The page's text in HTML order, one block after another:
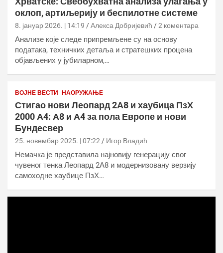
оклоп, артиљерију и беспилотне системе
8. јануар 2026. | 14:19 Алекса Добријевић 2 коментара
Анализе које следе припремљене су на основу
података, техничких детаља и стратешких процена
објављених у јубиларном,…
ВОЈНЕ ВЕСТИ НАОРУЖАЊЕ
Стигао нови Леопард 2А8 и хаубица ПзХ
2000 А4: А8 и А4 за пола Европе и нови
Бундесвер
25. новембар 2025. | 07:22 Игор Владић
Немачка је представила најновију генерацију свог
чувеног тенка Леопард 2А8 и модернизовану верзију
самоходне хаубице ПзХ…